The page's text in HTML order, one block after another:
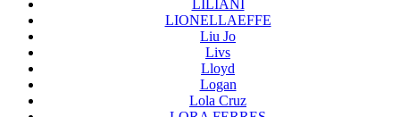
LILIANI
LIONELLAEFFE
Liu Jo
Livs
Lloyd
Logan
Lola Cruz